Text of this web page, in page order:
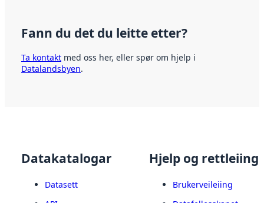
Fann du det du leitte etter?
Ta kontakt med oss her, eller spør om hjelp i
Datalandsbyen.
Datakatalogar
Datasett
Hjelp og rettleiing
Brukerveileiing